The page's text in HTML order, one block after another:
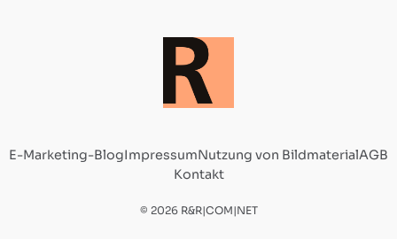
E-Marketing-BlogImpressumNutzung von BildmaterialAGB
Kontakt
© 2026 R&R|COM|NET
WordPress
Webdesign